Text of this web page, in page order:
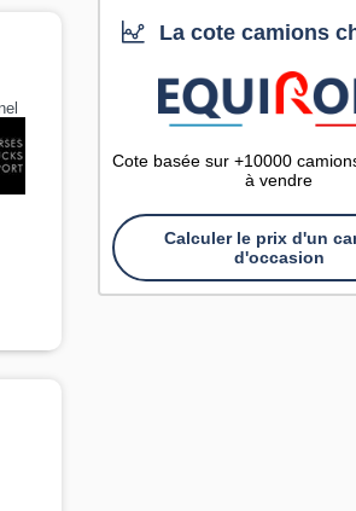
La cote camions
Cote basée sur +10000
à vendre
Calculer le prix d'un
d'occasion